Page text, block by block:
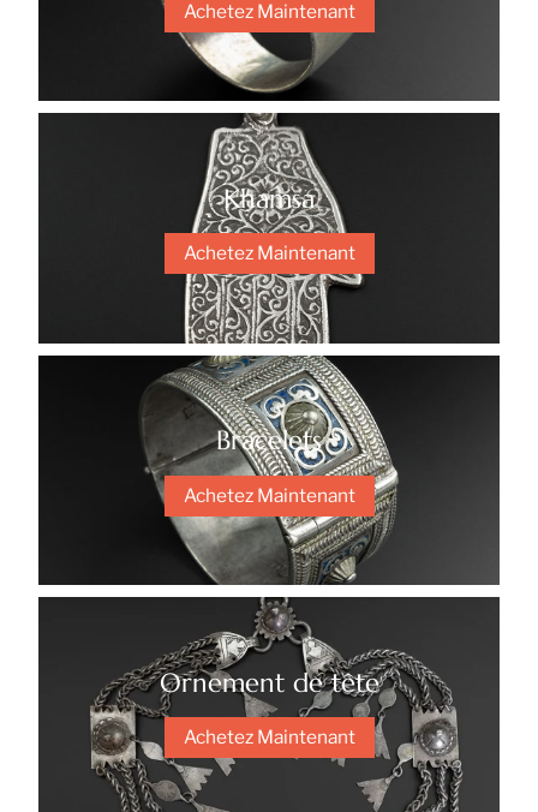
Achetez Maintenant
Khamsa
Achetez Maintenant
Bracelets
Achetez Maintenant
Ornement de tête
Achetez Maintenant